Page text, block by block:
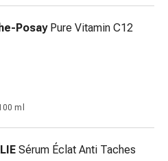
Posay Pure Vitamin C12
ml
Sérum Éclat Anti Taches